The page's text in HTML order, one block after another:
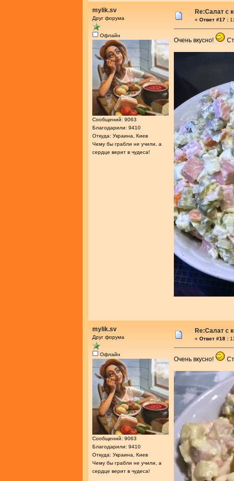
mylik.sv
Друг форума
Офлайн
Сообщений: 9063
Благодарили: 9410
Откуда: Украина, Киев
Чему бы грабли не учили, а
сердце верит в чудеса!
Re:Салат с
« Ответ #17 :
Очень вкусно!
mylik.sv
Друг форума
Офлайн
Сообщений: 9063
Благодарили: 9410
Откуда: Украина, Киев
Чему бы грабли не учили, а
сердце верит в чудеса!
Re:Салат с
« Ответ #18 :
Очень вкусно!